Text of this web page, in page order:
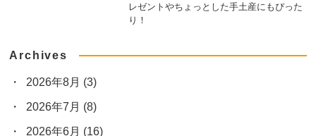
レゼントやちょっとした手土産にもぴった
り！
Archives
2026年8月 (3)
2026年7月 (8)
2026年6月 (16)